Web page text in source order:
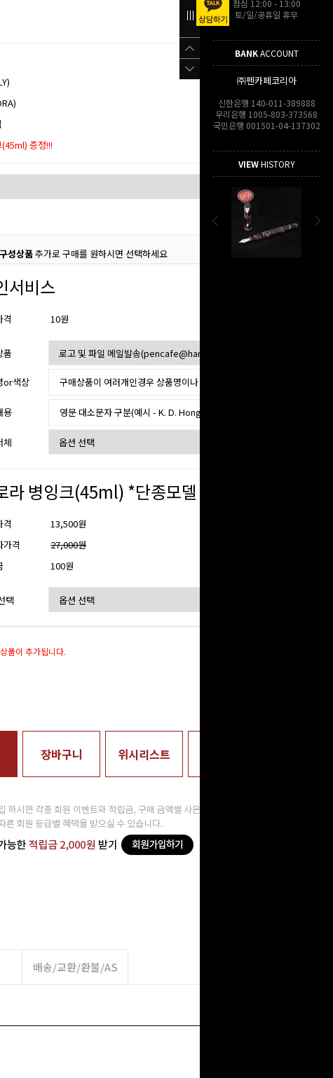
점심 12:00 - 13:00
토/일/공휴일 휴무
BANKACCOUNT
㈜펜카페코리아
신한은행 140-011-389888
우리은행 1005-803-373568
국민은행 001501-04-137302
VIEWHISTORY
증정!!!
성상품추가로 구매를 원하시면 선택하세요
서비스
격 10원
품
or색상
용
체
라 병잉크(45ml) *단종모델
격
13,500원
가격
27,000원
100원
택
품이 추가됩니다.
장바구니 위시리스트
배송/교환/환불/AS